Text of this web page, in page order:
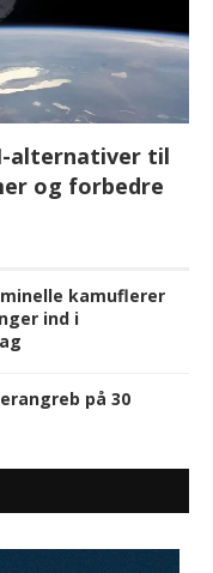
alternativer til
og forbedre
kamuflerer
ind i
på 30